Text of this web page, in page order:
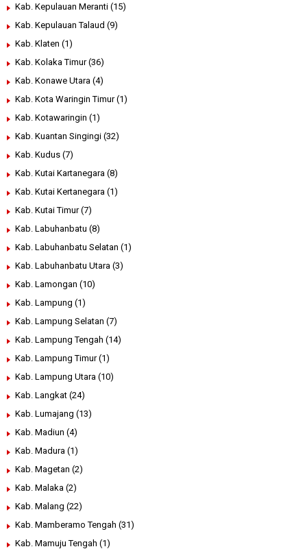
Kab. Kepulauan Meranti (15)
Kab. Kepulauan Talaud (9)
Kab. Klaten (1)
Kab. Kolaka Timur (36)
Kab. Konawe Utara (4)
Kab. Kota Waringin Timur (1)
Kab. Kotawaringin (1)
Kab. Kuantan Singingi (32)
Kab. Kudus (7)
Kab. Kutai Kartanegara (8)
Kab. Kutai Kertanegara (1)
Kab. Kutai Timur (7)
Kab. Labuhanbatu (8)
Kab. Labuhanbatu Selatan (1)
Kab. Labuhanbatu Utara (3)
Kab. Lamongan (10)
Kab. Lampung (1)
Kab. Lampung Selatan (7)
Kab. Lampung Tengah (14)
Kab. Lampung Timur (1)
Kab. Lampung Utara (10)
Kab. Langkat (24)
Kab. Lumajang (13)
Kab. Madiun (4)
Kab. Madura (1)
Kab. Magetan (2)
Kab. Malaka (2)
Kab. Malang (22)
Kab. Mamberamo Tengah (31)
Kab. Mamuju Tengah (1)